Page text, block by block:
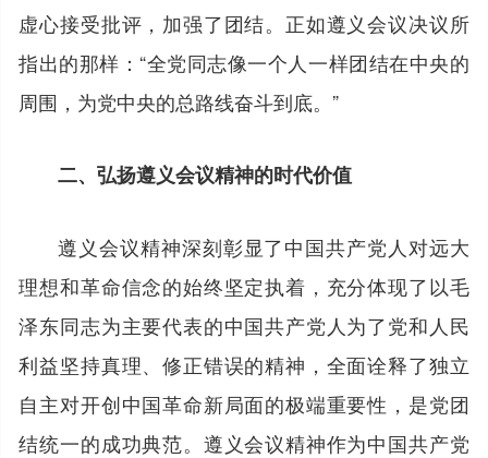
虚心接受批评，加强了团结。正如遵义会议决议所
指出的那样：“全党同志像一个人一样团结在中央的
周围，为党中央的总路线奋斗到底。”
二、弘扬遵义会议精神的时代价值
遵义会议精神深刻彰显了中国共产党人对远大
理想和革命信念的始终坚定执着，充分体现了以毛
泽东同志为主要代表的中国共产党人为了党和人民
利益坚持真理、修正错误的精神，全面诠释了独立
自主对开创中国革命新局面的极端重要性，是党团
结统一的成功典范。遵义会议精神作为中国共产党